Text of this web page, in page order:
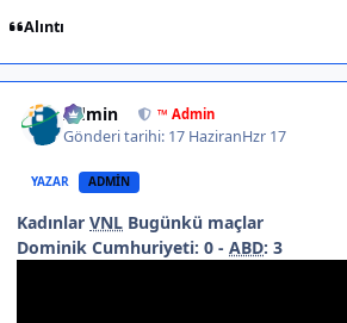
Alıntı
Admin ™ Admin
Gönderi tarihi: 17 HaziranHzr 17
YAZAR ADMIN
Kadınlar VNL Bugünkü maçlar
Dominik Cumhuriyeti: 0 - ABD: 3